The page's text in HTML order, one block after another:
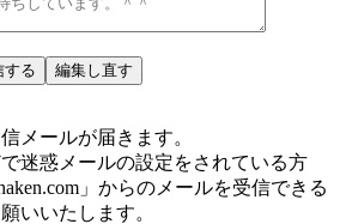
メールが届きます。
迷惑メールの設定をされている方
」 からのメールを受信できる
いいたします。